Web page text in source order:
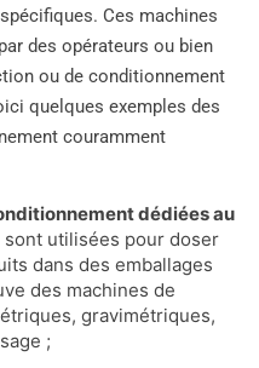
Ces machines
des opérateurs ou bien
ou de conditionnement
quelques exemples des
couramment
dédiées au
sont utilisées pour doser
dans des emballages
des machines de
gravimétriques,
;